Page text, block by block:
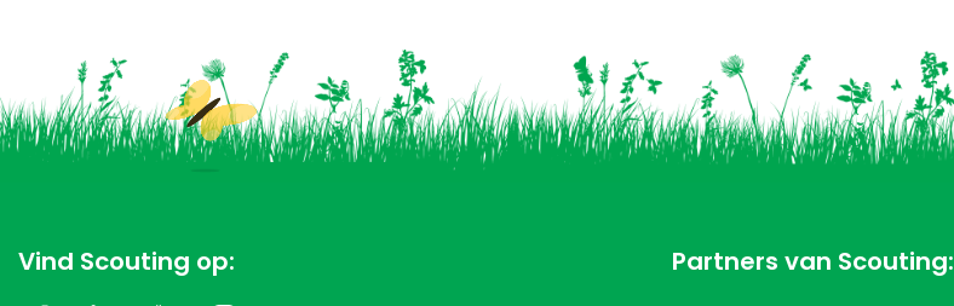
Vind Scouting op: Partners van Scouting: